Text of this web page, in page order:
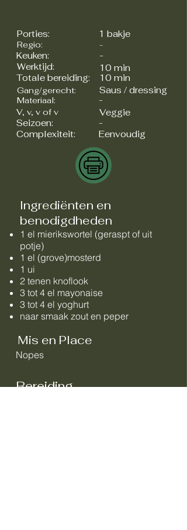
Porties: 1 bakje
Regio:
Keuken:
Werktijd:
Totale bereiding:
-
-
10 min
10 min
Saus / dressing
Materiaal:
Gang/gerecht:
-
V, v, v of v
Seizoen:
Veggie
-
Complexiteit:
Eenvoudig
Ingrediënten en
benodigdheden
1 el mierikswortel (geraspt of uit
potje)
1 el (grove)mosterd
1 ui
2 tenen knoflook
3 tot 4 el mayonaise
3 tot 4 el yoghurt
naar smaak zout en peper
Mis en Place
Nopes
Bereiding